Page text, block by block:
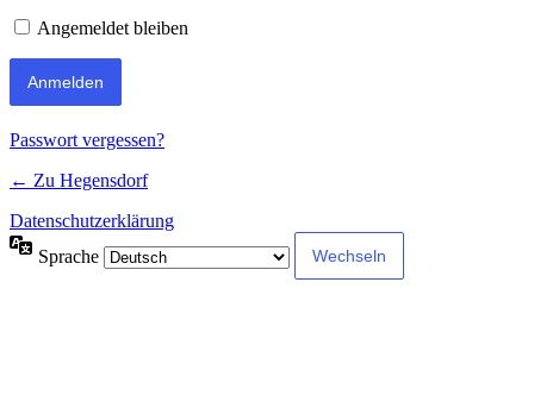
Angemeldet bleiben
Passwort vergessen?
← Zu Hegensdorf
Datenschutzerklärung
Sprache